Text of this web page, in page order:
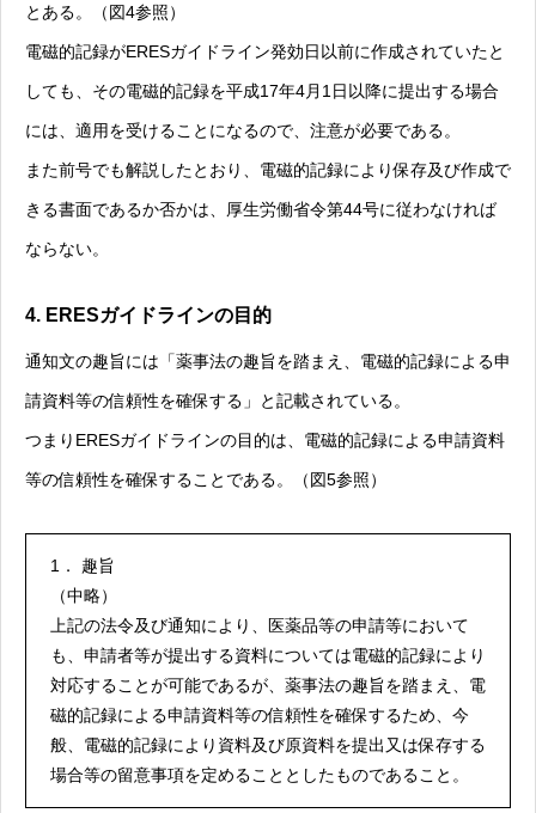
とある。（図4参照）
電磁的記録がERESガイドライン発効日以前に作成されていたと
しても、その電磁的記録を平成17年4月1日以降に提出する場合
には、適用を受けることになるので、注意が必要である。
また前号でも解説したとおり、電磁的記録により保存及び作成で
きる書面であるか否かは、厚生労働省令第44号に従わなければ
ならない。
4. ERESガイドラインの目的
通知文の趣旨には「薬事法の趣旨を踏まえ、電磁的記録による申
請資料等の信頼性を確保する」と記載されている。
つまりERESガイドラインの目的は、電磁的記録による申請資料
等の信頼性を確保することである。（図5参照）
1． 趣旨
（中略）
上記の法令及び通知により、医薬品等の申請等において
も、申請者等が提出する資料については電磁的記録により
対応することが可能であるが、薬事法の趣旨を踏まえ、電
磁的記録による申請資料等の信頼性を確保するため、今
般、電磁的記録により資料及び原資料を提出又は保存する
場合等の留意事項を定めることとしたものであること。